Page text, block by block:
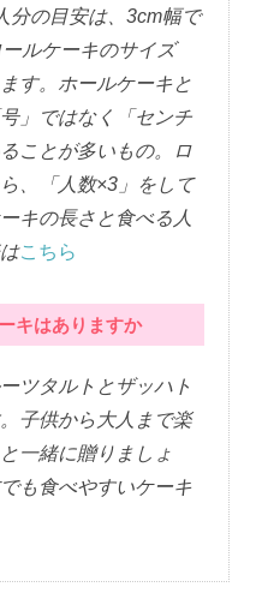
分の目安は、3cm幅で
ルケーキのサイズ
す。ホールケーキと
」ではなく「センチ
ことが多いもの。ロ
、「人数×3」をして
キの長さと食べる人
こちら
キはありますか
ツタルトとザッハト
子供から大人まで楽
一緒に贈りましょ
も食べやすいケーキ